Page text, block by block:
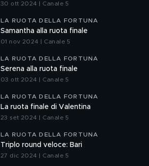
30 ott 2024 | Canale 5
LA RUOTA DELLA FORTUNA
Samantha alla ruota finale
01 nov 2024 | Canale 5
LA RUOTA DELLA FORTUNA
Serena alla ruota finale
03 ott 2024 | Canale 5
LA RUOTA DELLA FORTUNA
La ruota finale di Valentina
23 set 2024 | Canale 5
LA RUOTA DELLA FORTUNA
Triplo round veloce: Bari
27 dic 2024 | Canale 5